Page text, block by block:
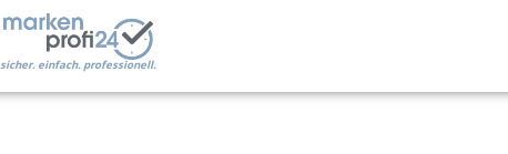
sicher. einfach. professionell.